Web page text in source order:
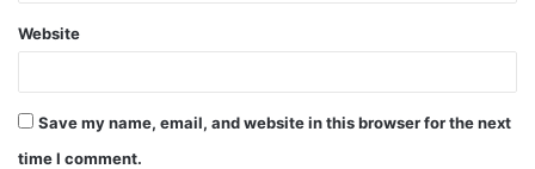
Website
Save my name, email, and website in this browser for the next
time I comment.